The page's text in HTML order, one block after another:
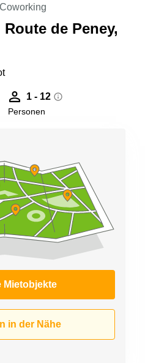
Coworking
de Peney,
1 - 12
Personen
Mietobjekte
in der Nähe